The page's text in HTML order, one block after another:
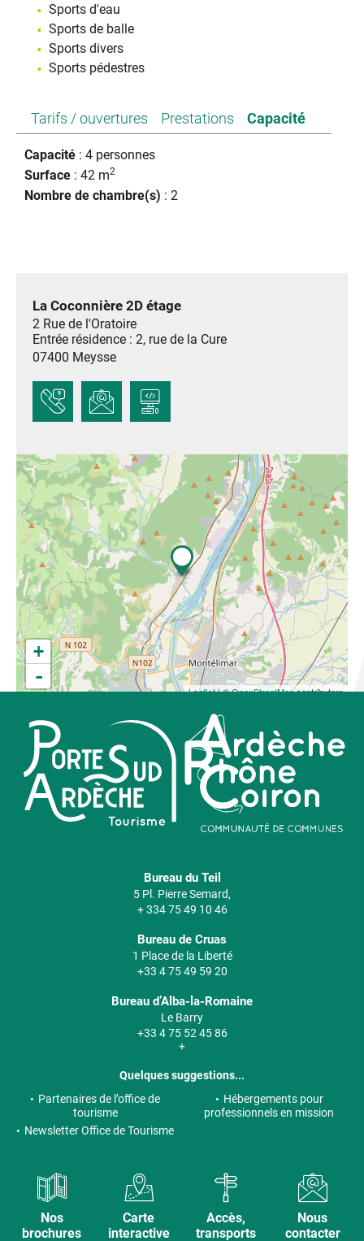
Sports d'eau
Sports de balle
Sports divers
Sports pédestres
Tarifs / ouvertures Prestations Capacité
Capacité : 4 personnes
Surface : 42 m2
Nombre de chambre(s) : 2
La Coconnière 2D étage
2 Rue de l'Oratoire
Entrée résidence : 2, rue de la Cure
07400 Meysse
+
-
Leaflet| ©OpenStreetMapcontributors
Bureau du Teil
5 Pl. Pierre Semard,
+ 334 75 49 10 46
Bureau de Cruas
1 Place de la Liberté
+33 4 75 49 59 20
Bureau d’Alba-la-Romaine
Le Barry
+33 4 75 52 45 86
+
Quelques suggestions...
Partenaires de l’office de
tourisme
Hébergements pour
professionnels en mission
Newsletter Office de Tourisme
Nos
brochures
Carte
interactive
Accès,
transports
Nous
contacter